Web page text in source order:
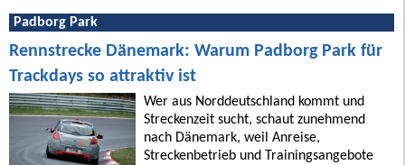
Padborg Park
Rennstrecke Dänemark: Warum Padborg Park für
Trackdays so attraktiv ist
Wer aus Norddeutschland kommt und
Streckenzeit sucht, schaut zunehmend
nach Dänemark, weil Anreise,
Streckenbetrieb und Trainingsangebote